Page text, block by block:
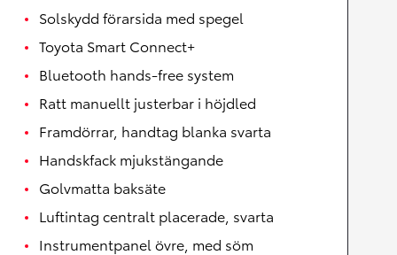
Solskydd förarsida med spegel
Toyota Smart Connect+
Bluetooth hands-free system
Ratt manuellt justerbar i höjdled
Framdörrar, handtag blanka svarta
Handskfack mjukstängande
Golvmatta baksäte
Luftintag centralt placerade, svarta
Instrumentpanel övre, med söm